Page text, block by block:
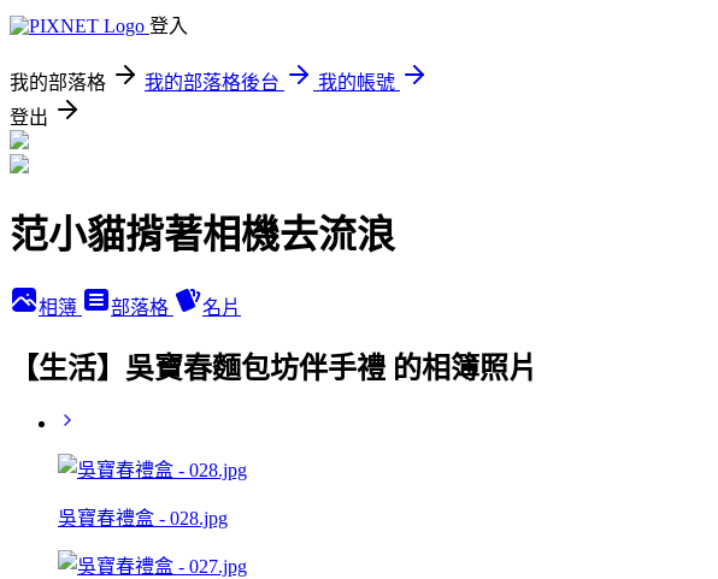
登入
我的部落格 我的部落格後台
我的帳號
登出
范小貓揹著相機去流浪
相簿 部落格 名片
【生活】吳寶春麵包坊伴手禮 的相簿照片
吳寶春禮盒 - 028.jpg